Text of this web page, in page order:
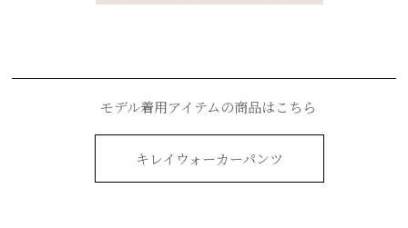
モデル着用アイテムの商品はこちら
キレイウォーカーパンツ